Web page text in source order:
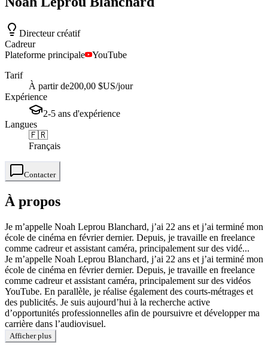
Directeur créatif
Cadreur
Plateforme principale
YouTube
Tarif
À partir de200,00 $US/jour
Expérience
2-5 ans d'expérience
Langues
🇫🇷
Français
Contacter
À propos
Je m’appelle Noah Leprou Blanchard, j’ai 22 ans et j’ai terminé mon
école de cinéma en février dernier. Depuis, je travaille en freelance
comme cadreur et assistant caméra, principalement sur des vidé...
Je m’appelle Noah Leprou Blanchard, j’ai 22 ans et j’ai terminé mon
école de cinéma en février dernier. Depuis, je travaille en freelance
comme cadreur et assistant caméra, principalement sur des vidéos
YouTube. En parallèle, je réalise également des courts-métrages et
des publicités. Je suis aujourd’hui à la recherche active
d’opportunités professionnelles afin de poursuivre et développer ma
carrière dans l’audiovisuel.
Afficher plus